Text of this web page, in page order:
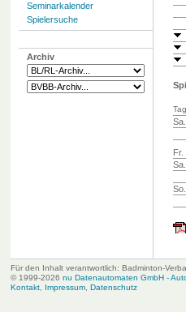
Seminarkalender
Spielersuche
Archiv
Sa.
Fr.
Sa.
So.
Für den Inhalt verantwortlich: Badminton-
© 1999-2026 nu Datenautomaten GmbH -
Kontakt, Impressum, Datenschutz